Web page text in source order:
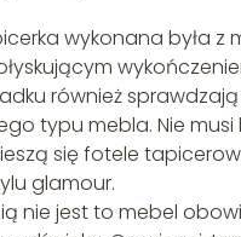
wykonana była z
również
typu mebla. Nie
się fotele
glamour.
nie jest to mebel